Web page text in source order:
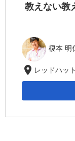
教えない教
榎本 明
location_on レッドハッ